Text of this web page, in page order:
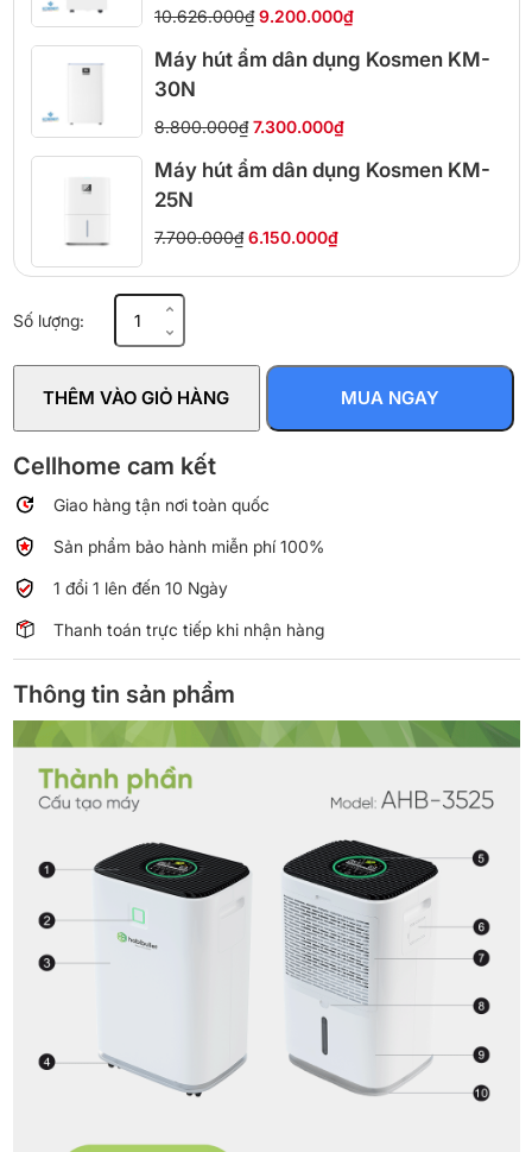
10.626.000₫ 9.200.000₫
Máy hút ẩm dân dụng Kosmen KM-
30N
8.800.000₫ 7.300.000₫
Máy hút ẩm dân dụng Kosmen KM-
25N
7.700.000₫ 6.150.000₫
Số lượng:
Máy
hút
đình
Habibullet
Air
AHB-
45
lít/ngày
lượng
THÊM VÀO GIỎ HÀNG MUA NGAY
Cellhome cam kết
Giao hàng tận nơi toàn quốc
Sản phẩm bảo hành miễn phí 100%
1 đổi 1 lên đến 10 Ngày
Thanh toán trực tiếp khi nhận hàng
Thông tin sản phẩm